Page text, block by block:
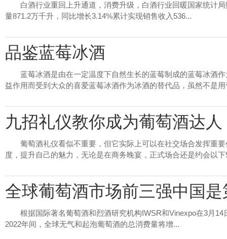
白酒行业重回上升通道，消费升级，白酒行业回暖国家统计
量871.2万千升，同比增长3.14%累计实现销售收入536...
品鉴蓝莓冰酒
蓝莓冰酒是由在一定温度下自然生长的蓝莓制成的蓝莓冰酒
益作用而受到大众的喜爱蓝莓冰酒作为冰酒的替代品，虽然不是
九招礼仪教你成为葡萄酒达人
葡萄酒礼仪看似不重要，但它实际上可以在社交场合发挥重
度，提升自己的魅力，无论是在商务晚宴，正式场合还是约会以
全球葡萄酒市场前三强中国
根据国际著名葡萄酒和烈酒研究机构IWSR和Vinexpo在3月
2022年间，全球无气和起泡葡萄酒的总消费量将增...